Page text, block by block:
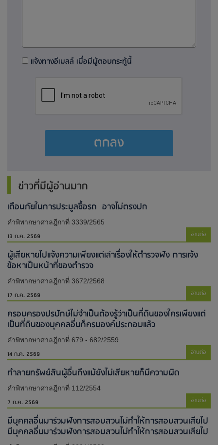
แจ้งทางอีเมลล์ เมื่อมีผู้ตอบกระทู้นี้
ตกลง
ข่าวที่มีผู้อ่านมาก
เตือนภัยในการประมูลซื้อรถ อาจไม่ตรงปก
คำพิพากษาศาลฎีกาที่ 3339/2565
13 ก.ค. 2569 อ่านต่อ
ผู้เสียหายไปแจ้งความเพียงแต่เล่าเรื่องให้ตำรวจฟัง การแจ้ง
ข้อหาเป็นหน้าที่ของตำรวจ
คำพิพากษาศาลฎีกาที่ 3672/2568
17 ก.ค. 2569 อ่านต่อ
ครอบครองปรปักษ์ไม่จำเป็นต้องรู้ว่าเป็นที่ดินของใครเพียงแต่
เป็นที่ดินของบุคคลอื่นก็ครบองค์ประกอบแล้ว
คำพิพากษาศาลฎีกาที่ 679 - 682/2559
14 ก.ค. 2569 อ่านต่อ
ทำลายทรัพย์สินผู้อื่นถึงแม้ยังไม่เสียหายก็มีความผิด
คำพิพากษาศาลฎีกาที่ 112/2554
7 ก.ค. 2569 อ่านต่อ
มีบุคคลอื่นมาร่วมฟังการสอบสวนไม่ทำให้การสอบสวนเสียไป​
มีบุคคลอื่นมาร่วมฟังการสอบสวนไม่ทำให้การสอบสวนเสียไป​